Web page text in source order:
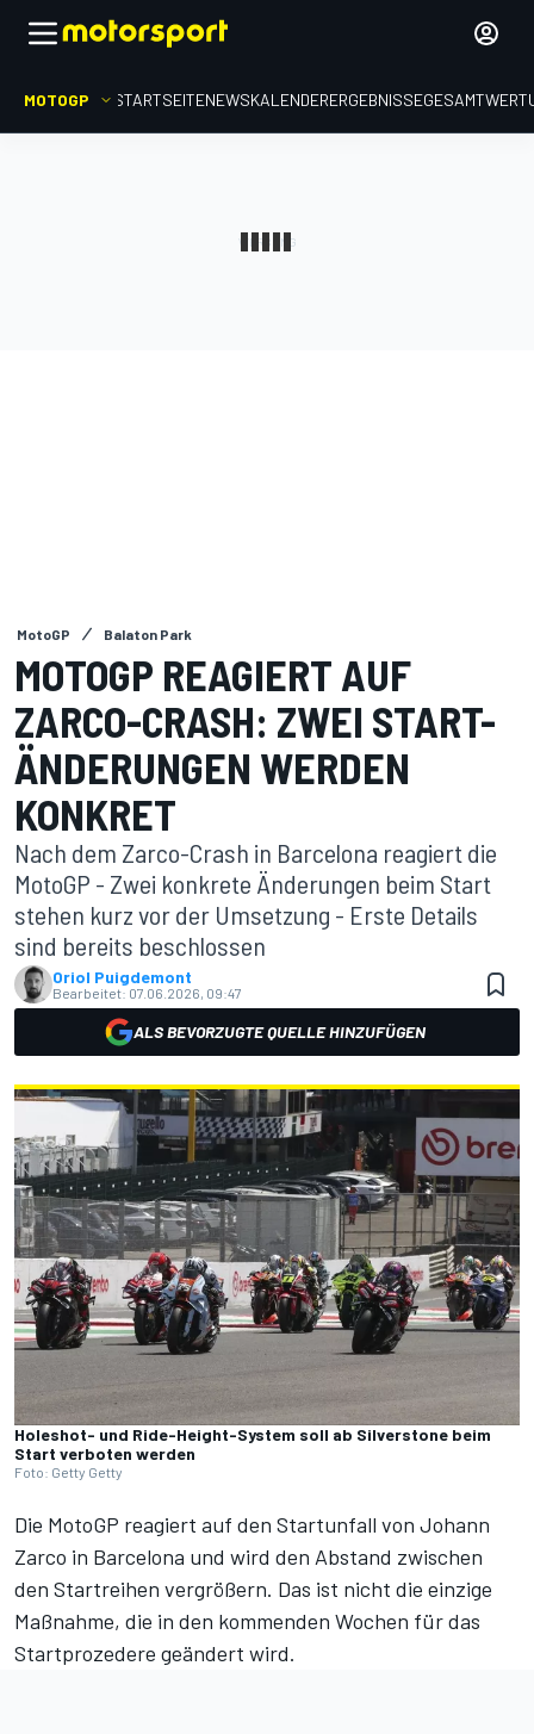
MOTOGP STARTSEITENEWSKALENDERERGEBNISSE
MotoGP Balaton Park
MOTOGP REAGIERT AUF
ZARCO-CRASH: ZWEI START-
ÄNDERUNGEN WERDEN
KONKRET
Nach dem Zarco-Crash in Barcelona reagiert die
MotoGP - Zwei konkrete Änderungen beim Start
stehen kurz vor der Umsetzung - Erste Details
sind bereits beschlossen
Oriol Puigdemont
Bearbeitet: 07.06.2026, 09:47
ALS BEVORZUGTE QUELLE HINZUFÜGEN
Holeshot- und Ride-Height-System soll ab Silverstone beim
Start verboten werden
Foto: Getty Getty
Die MotoGP reagiert auf den Startunfall von Johann
Zarco in Barcelona und wird den Abstand zwischen
den Startreihen vergrößern. Das ist nicht die einzige
Maßnahme, die in den kommenden Wochen für das
Startprozedere geändert wird.